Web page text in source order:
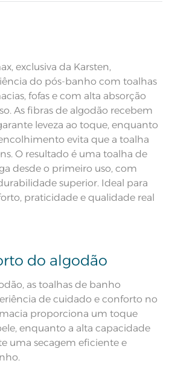
jacquard; Tecnologia soft max
Deserto
1 Toalha de Rosto
48cm x 80cm
encolhido; Antipiling; Barra em
jacquard; Tecnologia soft max
Lavação a 60ºC; Proibido alvejar;
Secar em tambor com
temperatura maxima de 60ºC;
sugerir composições de uso,
portanto, antes de finalizar sua
compra, verifique o campo de Itens
variação de cor, de acordo com a
ou do aparelho celular. Consulte a
cor nas especificações técnicas do
produto.
distintos separadamente;
leve, suave ou delicado de
com bastante água;
mínima de amaciante e sabão;
recomenda-se sacudi-las
exclusiva da Karsten,
do pós-banho com toalhas
fofas e com alta absorção
As fibras de algodão recebem
leveza ao toque, enquanto
evita que a toalha
O resultado é uma toalha de
desde o primeiro uso, com
superior. Ideal para
praticidade e qualidade real
do algodão
as toalhas de banho
de cuidado e conforto no
proporciona um toque
enquanto a alta capacidade
uma secagem eficiente e